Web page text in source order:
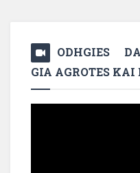
ODHGIES
GIA AGROTES KAI